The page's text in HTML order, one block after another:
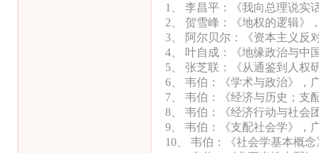
1、 李昌平：《我向总理说实
2、 贺雪峰：《地权的逻辑》
3、 阿尔贝尔：《资本主义反
4、 叶自成：《地缘政治与中
5、 张芝联：《从通鉴到人权
6、 韦伯：《学术与政治》，
7、 韦伯：《经济与历史；支
8、 韦伯：《经济行动与社会
9、 韦伯：《支配社会学》，
10、 韦伯：《社会学基本概